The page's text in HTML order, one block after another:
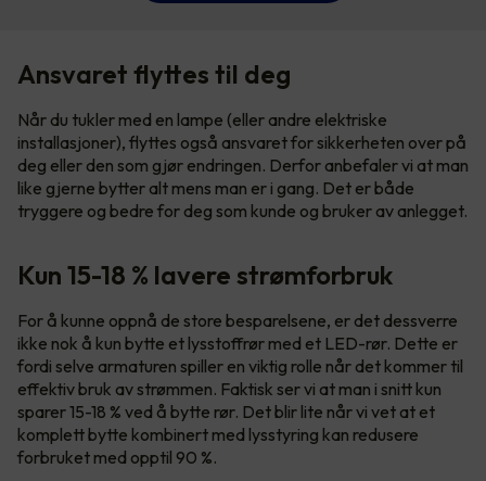
Ansvaret flyttes til deg
Når du tukler med en lampe (eller andre elektriske
installasjoner), flyttes også ansvaret for sikkerheten over på
deg eller den som gjør endringen. Derfor anbefaler vi at man
like gjerne bytter alt mens man er i gang. Det er både
tryggere og bedre for deg som kunde og bruker av anlegget.
Kun 15-18 % lavere strømforbruk
For å kunne oppnå de store besparelsene, er det dessverre
ikke nok å kun bytte et lysstoffrør med et LED-rør. Dette er
fordi selve armaturen spiller en viktig rolle når det kommer til
effektiv bruk av strømmen. Faktisk ser vi at man i snitt kun
sparer 15-18 % ved å bytte rør. Det blir lite når vi vet at et
komplett bytte kombinert med lysstyring kan redusere
forbruket med opptil 90 %.